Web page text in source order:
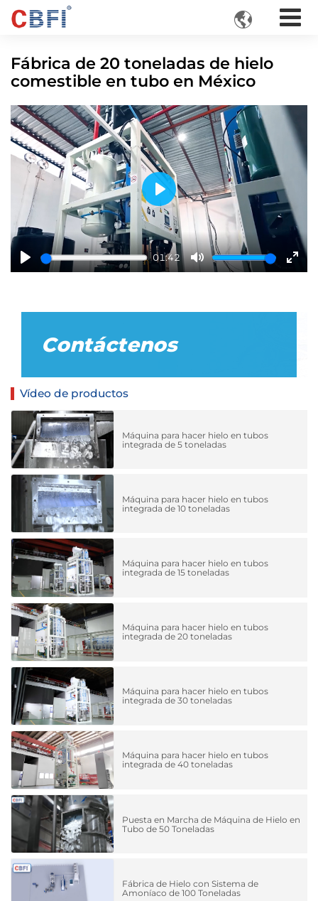

Fábrica de 20 toneladas de hielo
comestible en tubo en México
Play
01:42
Mute
Play
Contáctenos
Vídeo de productos
Máquina para hacer hielo en tubos
integrada de 5 toneladas
Máquina para hacer hielo en tubos
integrada de 10 toneladas
Máquina para hacer hielo en tubos
integrada de 15 toneladas
Máquina para hacer hielo en tubos
integrada de 20 toneladas
Máquina para hacer hielo en tubos
integrada de 30 toneladas
Máquina para hacer hielo en tubos
integrada de 40 toneladas
Puesta en Marcha de Máquina de Hielo en
Tubo de 50 Toneladas
Fábrica de Hielo con Sistema de
Amoníaco de 100 Toneladas